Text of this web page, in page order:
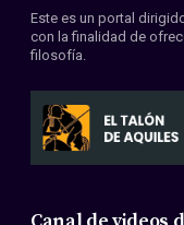
Convenios
Este es un portal
con la finalidad de
filosofía.